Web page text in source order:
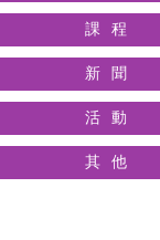
課程
新聞
活動
其他